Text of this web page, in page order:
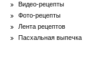
Видео-рецепты
Фото-рецепты
Лента рецептов
Пасхальная выпечка